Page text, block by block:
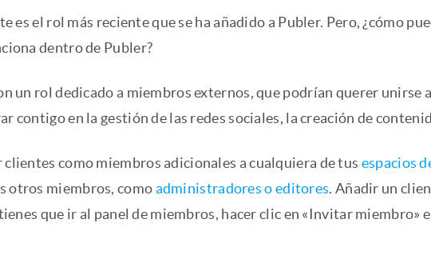
es el rol más reciente que se ha añadido a Publer. Pero, ¿cómo
dentro de Publer?
un rol dedicado a miembros externos, que podrían querer unirse
contigo en la gestión de las redes sociales, la creación de
clientes como miembros adicionales a cualquiera de tus espacios
otros miembros, comoadministradores o editores. Añadir un
que ir al panel de miembros, hacer clic en «Invitar miembro»